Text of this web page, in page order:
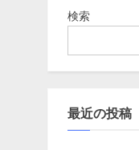
検索
最近の投稿